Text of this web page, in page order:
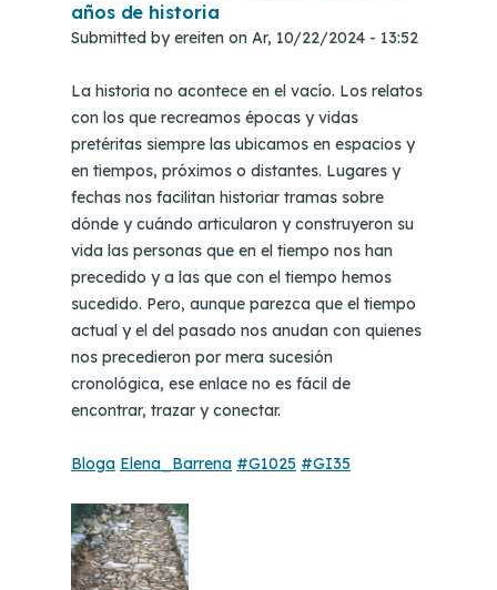
años de historia
Submitted byereiten on Ar, 10/22/2024 - 13:52
La historia no acontece en el vacío. Los relatos
con los que recreamos épocas y vidas
pretéritas siempre las ubicamos en espacios y
en tiempos, próximos o distantes. Lugares y
fechas nos facilitan historiar tramas sobre
dónde y cuándo articularon y construyeron su
vida las personas que en el tiempo nos han
precedido y a las que con el tiempo hemos
sucedido. Pero, aunque parezca que el tiempo
actual y el del pasado nos anudan con quienes
nos precedieron por mera sucesión
cronológica, ese enlace no es fácil de
encontrar, trazar y conectar.
Bloga Elena_Barrena #G1025 #GI35